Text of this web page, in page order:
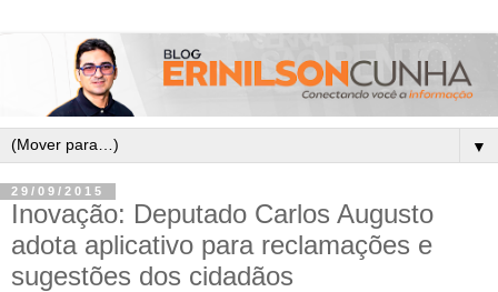
▼
29/09/2015
Inovação: Deputado Carlos Augusto
adota aplicativo para reclamações e
sugestões dos cidadãos